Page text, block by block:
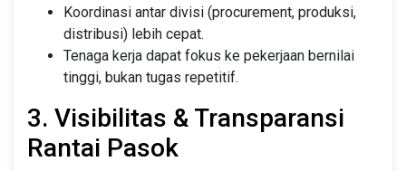
Koordinasi antar divisi (procurement, produksi,
distribusi) lebih cepat.
Tenaga kerja dapat fokus ke pekerjaan bernilai
tinggi, bukan tugas repetitif.
3. Visibilitas & Transparansi
Rantai Pasok